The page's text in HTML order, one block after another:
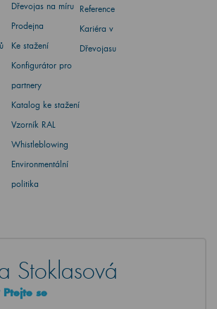
Dřevojas na míru
Prodejna
Ke stažení
Konfigurátor pro
partnery
Katalog ke stažení
Vzorník RAL
Whistleblowing
Environmentální
politika
Reference
Kariéra v
Dřevojasu
Stoklasová
se